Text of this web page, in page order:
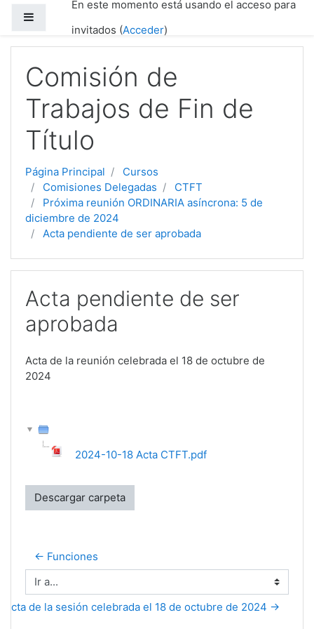
Salta al contenido principalEn este momento está usando el acceso para
invitados (Acceder)
Comisión de
Trabajos de Fin de
Título
Página Principal
Cursos
Comisiones Delegadas
CTFT
Próxima reunión ORDINARIA asíncrona: 5 de
diciembre de 2024
Acta pendiente de ser aprobada
Acta pendiente de ser
aprobada
Acta de la reunión celebrada el 18 de octubre de
2024
2024-10-18 Acta CTFT.pdf
Descargar carpeta
← Funciones
Ir a...
acta de la sesión celebrada el 18 de octubre de 2024 →